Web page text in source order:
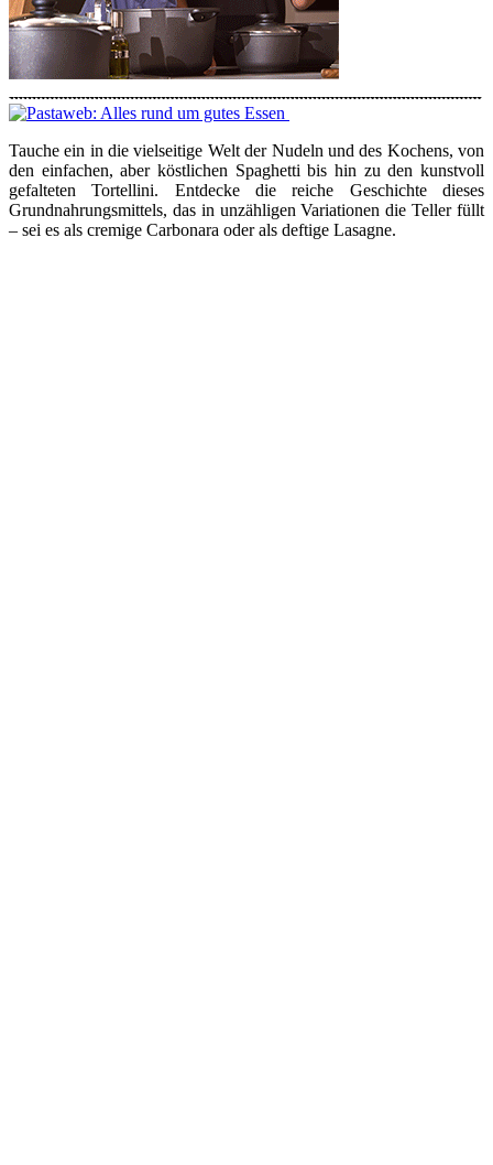
Tauche ein in die vielseitige Welt der Nudeln und des Kochens, von
den einfachen, aber köstlichen Spaghetti bis hin zu den kunstvoll
gefalteten Tortellini. Entdecke die reiche Geschichte dieses
Grundnahrungsmittels, das in unzähligen Variationen die Teller füllt
– sei es als cremige Carbonara oder als deftige Lasagne.